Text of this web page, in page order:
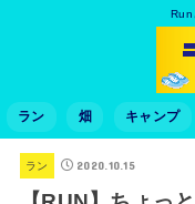
Run
ラン 畑 キャンプ
ラン 2020.10.15